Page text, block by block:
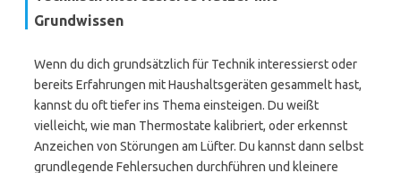
Grundwissen
Wenn du dich grundsätzlich für Technik interessierst oder
bereits Erfahrungen mit Haushaltsgeräten gesammelt hast,
kannst du oft tiefer ins Thema einsteigen. Du weißt
vielleicht, wie man Thermostate kalibriert, oder erkennst
Anzeichen von Störungen am Lüfter. Du kannst dann selbst
grundlegende Fehlersuchen durchführen und kleinere